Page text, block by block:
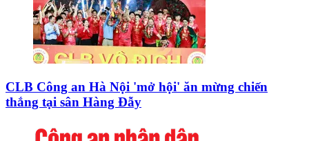
CLB Công an Hà Nội 'mở hội' ăn mừng chiến
thắng tại sân Hàng Đẫy